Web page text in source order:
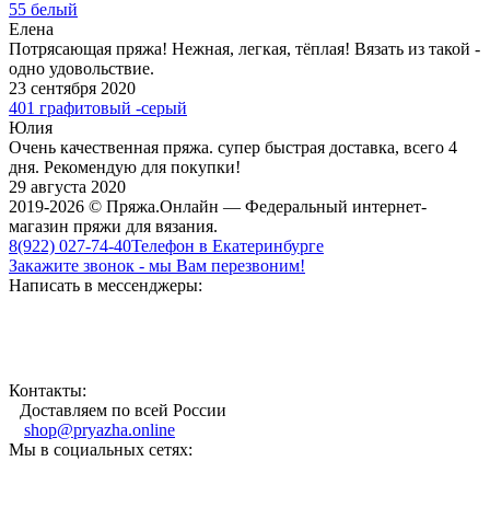
55 белый
Елена
Потрясающая пряжа! Нежная, легкая, тёплая! Вязать из такой -
одно удовольствие.
23 сентября 2020
401 графитовый -серый
Юлия
Очень качественная пряжа. супер быстрая доставка, всего 4
дня. Рекомендую для покупки!
29 августа 2020
2019-2026 © Пряжа.Онлайн — Федеральный интернет-
магазин пряжи для вязания.
8(922) 027-74-40Телефон в Екатеринбурге
Закажите звонок - мы Вам перезвоним!
Написать в мессенджеры:
Контакты:
Доставляем по всей России
shop@pryazha.online
Мы в социальных сетях: